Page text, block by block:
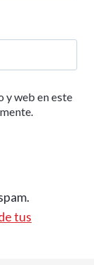
web en este
tus